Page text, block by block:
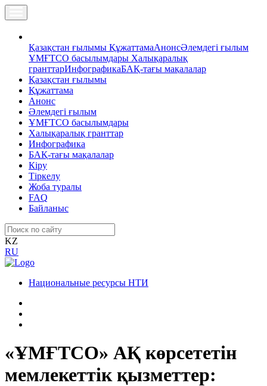
Қазақстан ғылымы ҚұжаттамаАнонсӘлемдегі ғылым
ҰМҒТСО басылымдары Халықаралық
гранттарИнфографикаБАҚ-тағы мақалалар
Қазақстан ғылымы
Құжаттама
Анонс
Әлемдегі ғылым
ҰМҒТСО басылымдары
Халықаралық гранттар
Инфографика
БАҚ-тағы мақалалар
Кіру
Тіркелу
Жоба туралы
FAQ
Байланыс
KZ
RU
Национальные ресурсы НТИ
«ҰМҒТСО» АҚ көрсететін
мемлекеттік қызметтер: